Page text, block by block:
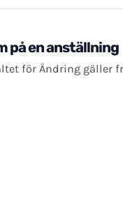
på en anställning
för Ändring gäller